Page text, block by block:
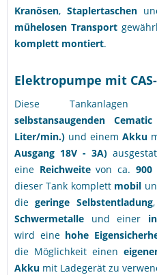
Kranösen, Staplertaschen
mühelosen Transport
komplett montiert.
Elektropumpe mit
Diese
selbstansaugenden
Liter/min.) und einem Akku
Ausgang 18V - 3A)
eine Reichweitevon ca. 900
dieser Tank komplett mobil
diegeringe Selbstentladung,
Schwermetalle und einer
wird eine hohe
die Möglichkeit einen
Akku mit Ladegerät zu